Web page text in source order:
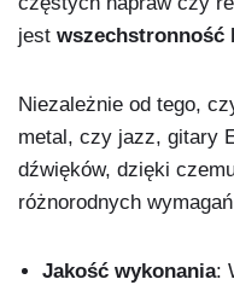
jest wszechstronność
Niezależnie od tego,
metal, czy jazz, gitary
dźwięków, dzięki
różnorodnych
Jakość wykonania: